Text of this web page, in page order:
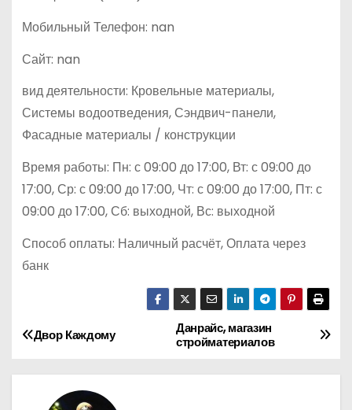
Мобильный Телефон: nan
Сайт: nan
вид деятельности: Кровельные материалы,
Системы водоотведения, Сэндвич-панели,
Фасадные материалы / конструкции
Время работы: Пн: с 09:00 до 17:00, Вт: с 09:00 до
17:00, Ср: с 09:00 до 17:00, Чт: с 09:00 до 17:00, Пт: с
09:00 до 17:00, Сб: выходной, Вс: выходной
Способ оплаты: Наличный расчёт, Оплата через
банк
Н
а
Данрайс, магазин
стройматериалов
Двор Каждому